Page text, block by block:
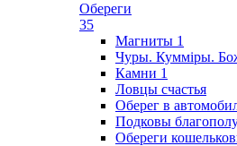
Обереги
35
Магниты 1
Чуры. Куммiры.
Камни 1
Ловцы счастья
Оберег в
Подковы
Обереги